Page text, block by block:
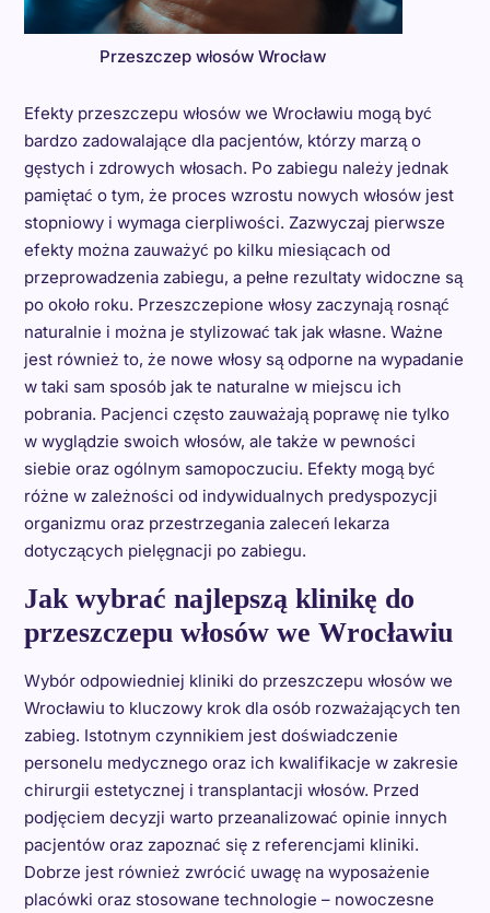
Przeszczep włosów Wrocław
Efekty przeszczepu włosów we Wrocławiu mogą być
bardzo zadowalające dla pacjentów, którzy marzą o
gęstych i zdrowych włosach. Po zabiegu należy jednak
pamiętać o tym, że proces wzrostu nowych włosów jest
stopniowy i wymaga cierpliwości. Zazwyczaj pierwsze
efekty można zauważyć po kilku miesiącach od
przeprowadzenia zabiegu, a pełne rezultaty widoczne są
po około roku. Przeszczepione włosy zaczynają rosnąć
naturalnie i można je stylizować tak jak własne. Ważne
jest również to, że nowe włosy są odporne na wypadanie
w taki sam sposób jak te naturalne w miejscu ich
pobrania. Pacjenci często zauważają poprawę nie tylko
w wyglądzie swoich włosów, ale także w pewności
siebie oraz ogólnym samopoczuciu. Efekty mogą być
różne w zależności od indywidualnych predyspozycji
organizmu oraz przestrzegania zaleceń lekarza
dotyczących pielęgnacji po zabiegu.
Jak wybrać najlepszą klinikę do
przeszczepu włosów we Wrocławiu
Wybór odpowiedniej kliniki do przeszczepu włosów we
Wrocławiu to kluczowy krok dla osób rozważających ten
zabieg. Istotnym czynnikiem jest doświadczenie
personelu medycznego oraz ich kwalifikacje w zakresie
chirurgii estetycznej i transplantacji włosów. Przed
podjęciem decyzji warto przeanalizować opinie innych
pacjentów oraz zapoznać się z referencjami kliniki.
Dobrze jest również zwrócić uwagę na wyposażenie
placówki oraz stosowane technologie – nowoczesne